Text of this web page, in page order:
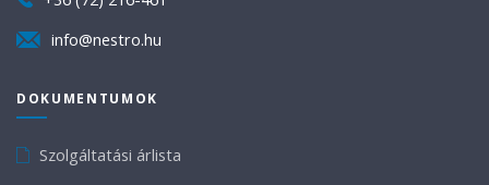
info@nestro.hu
DOKUMENTUMOK
Szolgáltatási árlista